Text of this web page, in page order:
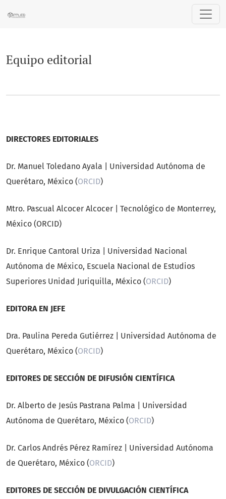
Equipo editorial
DIRECTORES EDITORIALES
Dr. Manuel Toledano Ayala | Universidad Autónoma de
Querétaro, México (ORCID)
Mtro. Pascual Alcocer Alcocer | Tecnológico de Monterrey,
México (ORCID)
Dr. Enrique Cantoral Uriza | Universidad Nacional
Autónoma de México, Escuela Nacional de Estudios
Superiores Unidad Juriquilla, México (ORCID)
EDITORA EN JEFE
Dra. Paulina Pereda Gutiérrez | Universidad Autónoma de
Querétaro, México (ORCID)
EDITORES DE SECCIÓN DE DIFUSIÓN CIENTÍFICA
Dr. Alberto de Jesús Pastrana Palma | Universidad
Autónoma de Querétaro, México (ORCID)
Dr. Carlos Andrés Pérez Ramírez | Universidad Autónoma
de Querétaro, México (ORCID)
EDITORES DE SECCIÓN DE DIVULGACIÓN CIENTÍFICA